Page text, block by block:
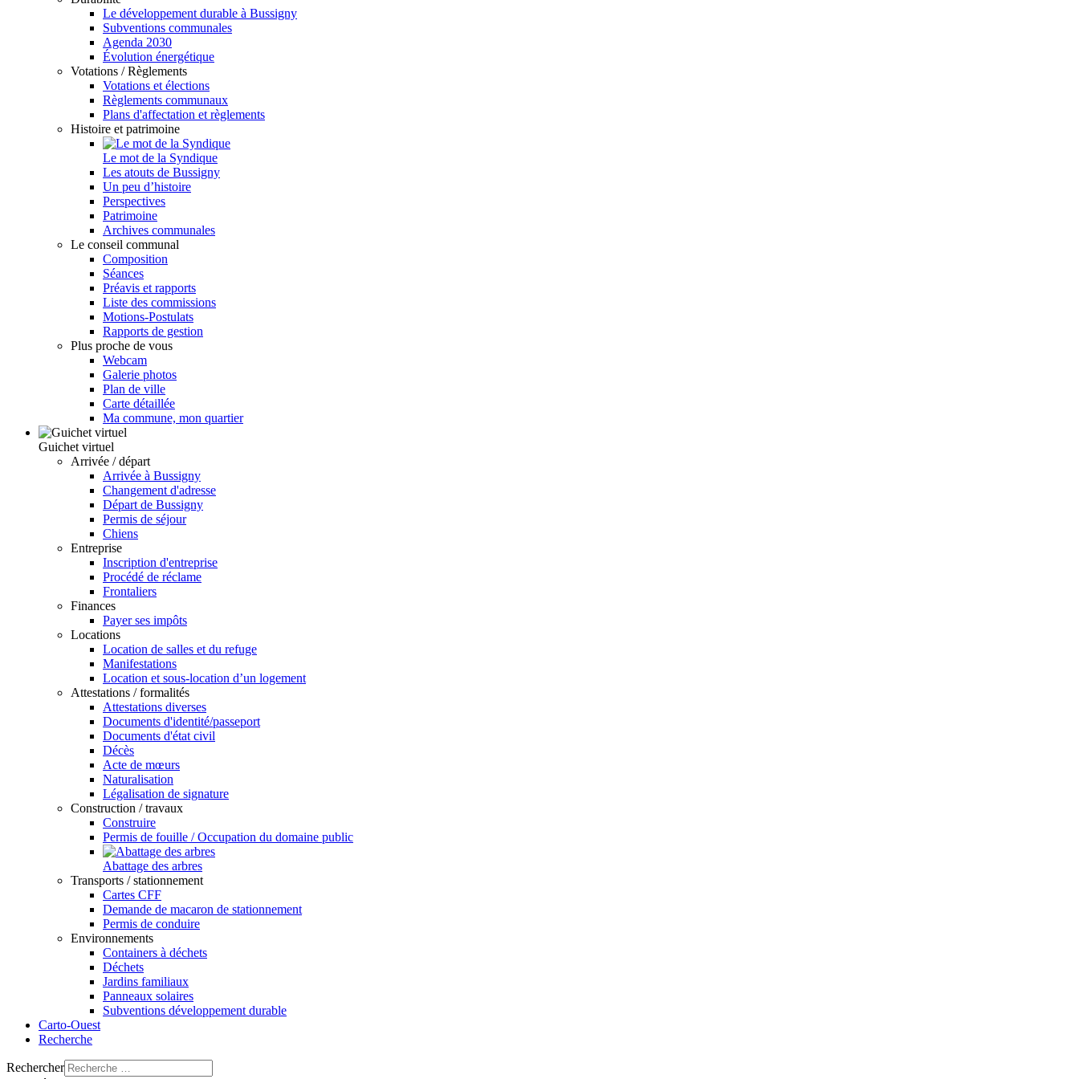
Le développement durable à Bussigny
Subventions communales
Agenda 2030
Évolution énergétique
Votations / Règlements
Votations et élections
Règlements communaux
Plans d'affectation et règlements
Histoire et patrimoine
Le mot de la Syndique
Les atouts de Bussigny
Un peu d’histoire
Perspectives
Patrimoine
Archives communales
Le conseil communal
Composition
Séances
Préavis et rapports
Liste des commissions
Motions-Postulats
Rapports de gestion
Plus proche de vous
Webcam
Galerie photos
Plan de ville
Carte détaillée
Ma commune, mon quartier
Guichet virtuel
Arrivée / départ
Arrivée à Bussigny
Changement d'adresse
Départ de Bussigny
Permis de séjour
Chiens
Entreprise
Inscription d'entreprise
Procédé de réclame
Frontaliers
Finances
Payer ses impôts
Locations
Location de salles et du refuge
Manifestations
Location et sous-location d’un logement
Attestations / formalités
Attestations diverses
Documents d'identité/passeport
Documents d'état civil
Décès
Acte de mœurs
Naturalisation
Légalisation de signature
Construction / travaux
Construire
Permis de fouille / Occupation du domaine public
Abattage des arbres
Transports / stationnement
Cartes CFF
Demande de macaron de stationnement
Permis de conduire
Environnements
Containers à déchets
Déchets
Jardins familiaux
Panneaux solaires
Subventions développement durable
Carto-Ouest
Recherche
Rechercher